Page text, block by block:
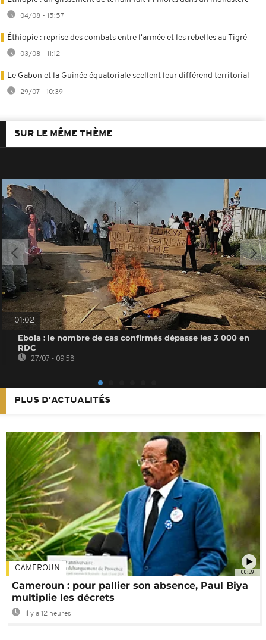
04/08 - 15:57
Éthiopie : reprise des combats entre l'armée et les rebelles au Tigré
03/08 - 11:12
Le Gabon et la Guinée équatoriale scellent leur différend territorial
29/07 - 10:39
SUR LE MÊME THÈME
01:02
Ebola : le nombre de cas confirmés dépasse les 3 000 en
RDC
27/07 - 09:58
PLUS D'ACTUALITÉS
00:59
CAMEROUN
Cameroun : pour pallier son absence, Paul Biya
multiplie les décrets
Il y a 12 heures